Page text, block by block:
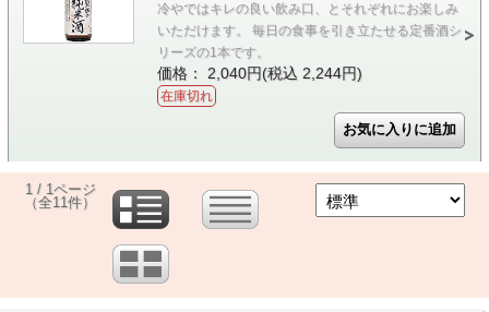
冷やではキレの良い飲み口、とそれぞれにお楽しみ
いただけます。 毎日の食事を引き立たせる定番酒シ
リーズの1本です。
価格： 2,040円(税込 2,244円)
在庫切れ
1 / 1ページ
（全11件）